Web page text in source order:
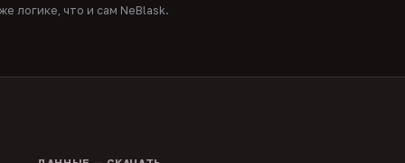
логике, что и сам NeBlask.